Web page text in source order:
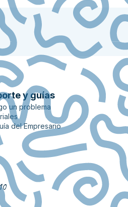
y guías
un problema
del Empresario